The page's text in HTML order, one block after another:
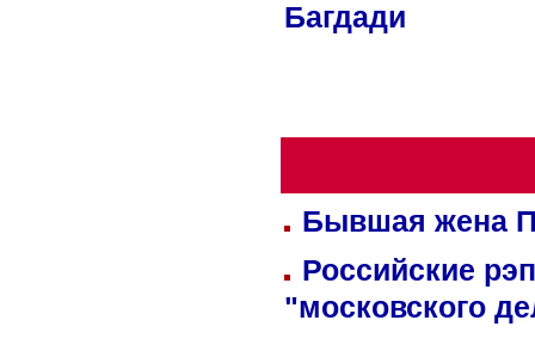
Багдади
Бывшая жена
Российские
"московского